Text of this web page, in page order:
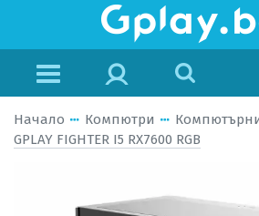
Начало Компютри
GPLAY FIGHTER I5 RX7600 RGB